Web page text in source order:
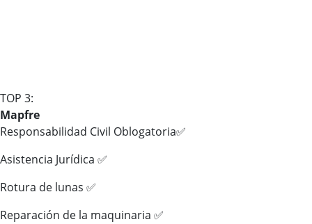
TOP 3:
Mapfre
Responsabilidad Civil Oblogatoria✅
Asistencia Jurídica ✅
Rotura de lunas ✅
Reparación de la maquinaria ✅